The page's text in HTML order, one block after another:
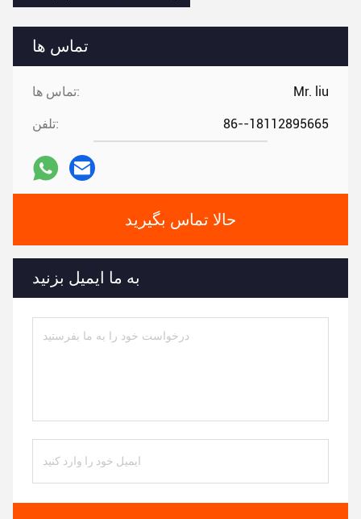
تماس ها
تماس ها: Mr. liu
تلفن: 86--18112895665
حالا تماس بگیرید
به ما ایمیل بزنید